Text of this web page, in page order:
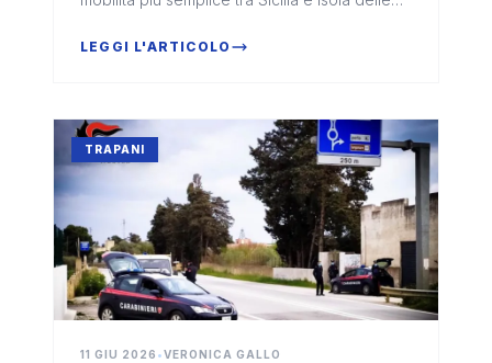
LEGGI L'ARTICOLO
TRAPANI
11 GIU 2026 •VERONICA GALLO